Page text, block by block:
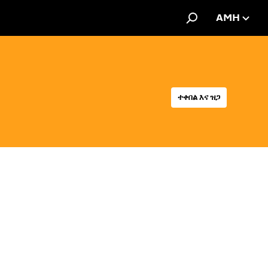
AMH
ተቀበል እና ዝጋ